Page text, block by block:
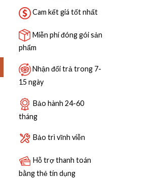
Cam kết giá tốt nhất
Miễn phí đóng gói sản
phẩm
Nhận đổi trả trong 7-
15 ngày
Bảo hành 24-60
tháng
Bảo trì vĩnh viễn
Hỗ trợ thanh toán
bằng thẻ tín dụng